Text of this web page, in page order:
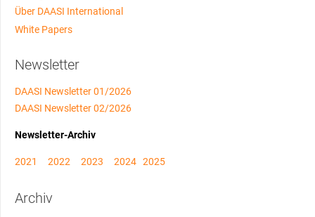
Über DAASI International
White Papers
Newsletter
DAASI Newsletter 01/2026
DAASI Newsletter 02/2026
Newsletter-Archiv
2021 2022 2023 2024 2025
Archiv